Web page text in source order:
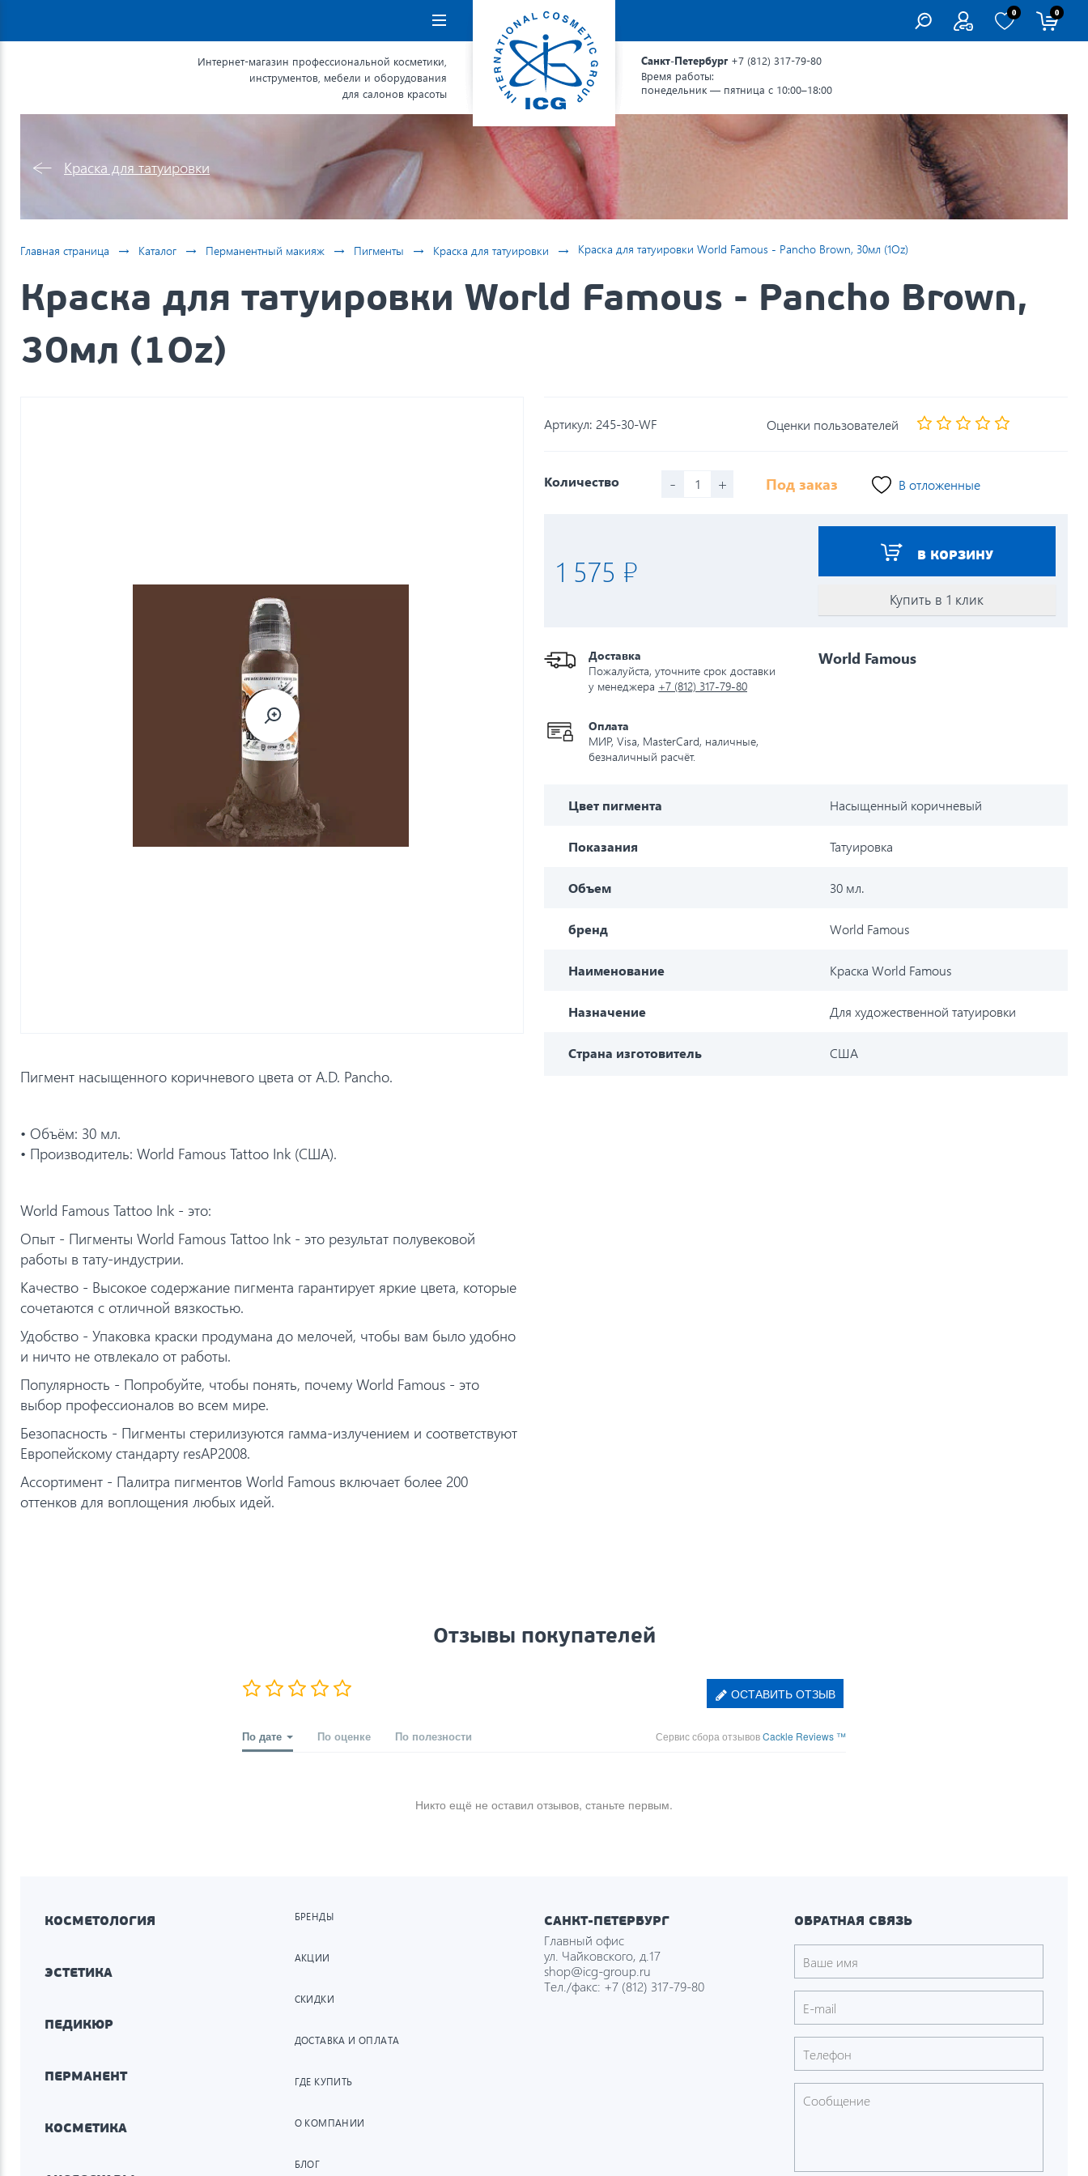
Навигация
0 0
Интернет-магазин профессиональной косметики,
инструментов, мебели и оборудования
для салонов красоты
Санкт-Петербург +7 (812) 317-79-80
Время работы:
понедельник — пятница с 10:00–18:00
Краска для татуировки
Главная страница → Каталог → Перманентный макияж → Пигменты → Краска для татуировки → Краска для татуировки World Famous - Pancho Brown, 30мл (1Oz)
Краска для татуировки World Famous - Pancho Brown,
30мл (1Oz)
Пигмент насыщенного коричневого цвета от A.D. Pancho.
• Объём: 30 мл.
• Производитель: World Famous Tattoo Ink (США).
World Famous Tattoo Ink - это:
Опыт - Пигменты World Famous Tattoo Ink - это результат полувековой
работы в тату-индустрии.
Качество - Высокое содержание пигмента гарантирует яркие цвета, которые
сочетаются с отличной вязкостью.
Удобство - Упаковка краски продумана до мелочей, чтобы вам было удобно
и ничто не отвлекало от работы.
Популярность - Попробуйте, чтобы понять, почему World Famous - это
выбор профессионалов во всем мире.
Безопасность - Пигменты стерилизуются гамма-излучением и соответствуют
Европейскому стандарту resAP2008.
Ассортимент - Палитра пигментов World Famous включает более 200
оттенков для воплощения любых идей.
Артикул: 245-30-WF Оценки пользователей
Количество - + Под заказ В отложенные
1 575 ₽ В КОРЗИНУ
Купить в 1 клик
Доставка
Пожалуйста, уточните срок доставки
у менеджера +7 (812) 317-79-80
Оплата
МИР, Visa, MasterCard, наличные,
безналичный расчёт.
World Famous
Цвет пигмента Насыщенный коричневый
Показания Татуировка
Объем 30 мл.
бренд World Famous
Наименование Краска World Famous
Назначение Для художественной татуировки
Страна изготовитель США
Отзывы покупателей
ОСТАВИТЬ ОТЗЫВ
По дате По оценке По полезности Сервис сбора отзывовCackle Reviews ™
Никто ещё не оставил отзывов, станьте первым.
КОСМЕТОЛОГИЯ
ЭСТЕТИКА
ПЕДИКЮР
ПЕРМАНЕНТ
КОСМЕТИКА
БРЕНДЫ
АКЦИИ
СКИДКИ
ДОСТАВКА И ОПЛАТА
ГДЕ КУПИТЬ
О КОМПАНИИ
БЛОГ
САНКТ-ПЕТЕРБУРГ
Главный офис
ул. Чайковского, д.17
shop@icg-group.ru
Тел./факс: +7 (812) 317-79-80
ОБРАТНАЯ СВЯЗЬ